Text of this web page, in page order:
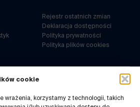
cookie
wrażenia, korzystamy z technologii, takich
Rejestr ostatnich zmian
Deklaracja dostępności
Polityka prywatności
Polityka plików cookies